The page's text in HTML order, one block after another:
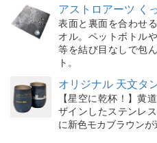
アストロアーツ く
表面と裏面を合わせ
オル。ペットボトル
等を結び目なしで包
ト。
オリジナル 天文タ
【星空に乾杯！】黄
ザインしたステンレ
に新色モカブラウンが